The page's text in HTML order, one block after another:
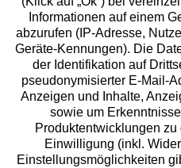
Geprüfte
Unsere Apps
Informationen auf einem
abzurufen (IP-Adresse,
Geräte-Kennungen). Die
der Identifikation auf
pseudonymisierter E-Mail-
Anzeigen und Inhalte,
sowie um
Produktentwicklungen
Einwilligung (inkl.
Einstellungsmöglichkeiten